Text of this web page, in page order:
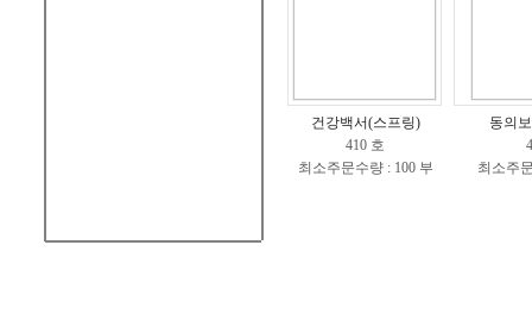
건강백서(스프링)
410 호
최소주문수량 : 100 부
동의
최소주